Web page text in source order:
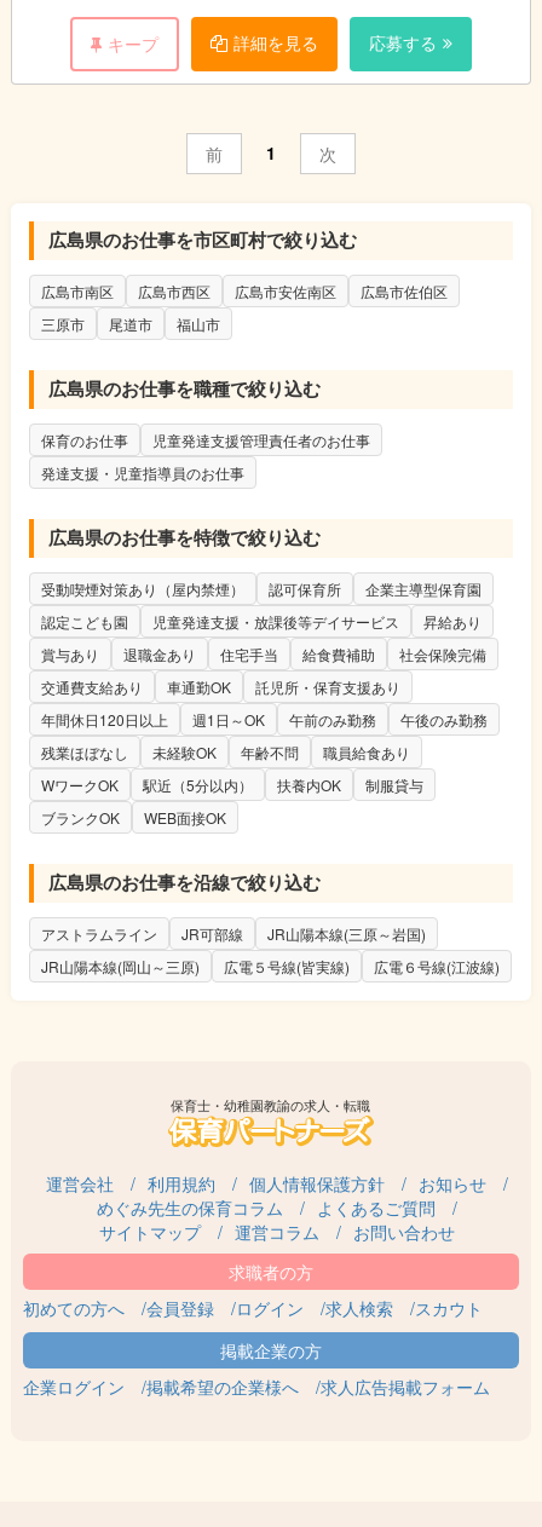
個別支援計画に沿って指導の準備をします。
プリントやカードの他、おもちゃやタブレットを使うことも。
↓
お子さまひとり一人に6か月間の個別支援計画を作成していま
お昼|休憩・ランチタイムです。
↓
指導
個別支援計画に基づきお子さまに指導を実施します。
個別指導では45分の指導をし、小集団指導では1時間半～3時間
の指導をします。
終礼|スタッフ間でお子さま保護者さまの情報共有や翌日の準備
をします。
↓
退勤|本日もお疲れさまでした！
キープ 詳細を見る 応募する
前 1 次
広島県のお仕事を市区町村で絞り込む
広島市南区 広島市西区 広島市安佐南区
広島市佐伯区
三原市
尾道市 福山市
広島県のお仕事を職種で絞り込む
保育のお仕事
児童発達支援管理責任者のお仕事
発達支援・児童指導員のお仕事
広島県のお仕事を特徴で絞り込む
受動喫煙対策あり（屋内禁煙） 認可保育所
企業主導型保育園
認定こども園
児童発達支援・放課後等デイサービス
昇給あり
賞与あり
退職金あり 住宅手当 給食費補助
社会保険完備
交通費支給あり
車通勤OK
託児所・保育支援あり
年間休日120日以上
週1日～OK 午前のみ勤務
午後のみ勤務
残業ほぼなし
未経験OK 年齢不問
職員給食あり
WワークOK
駅近（5分以内） 扶養内OK
制服貸与
ブランクOK
WEB面接OK
広島県のお仕事を沿線で絞り込む
アストラムライン JR可部線
JR山陽本線(三原～岩国)
JR山陽本線(岡山～三原)
広電５号線(皆実線) 広電６号線(江波線)
保育士・幼稚園教諭の求人・転職
運営会社 利用規約 個人情報保護方針
お知らせ
めぐみ先生の保育コラム
よくあるご質問
サイトマップ
運営コラム お問い合わせ
初めての方へ 会員登録 ログイン 求人検索 スカウト
企業ログイン 掲載希望の企業様へ 求人広告掲載フォーム